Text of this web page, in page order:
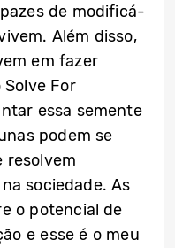
de modificá-
Além disso,
em fazer
For
essa semente
podem se
resolvem
sociedade. As
o potencial de
e esse é o meu